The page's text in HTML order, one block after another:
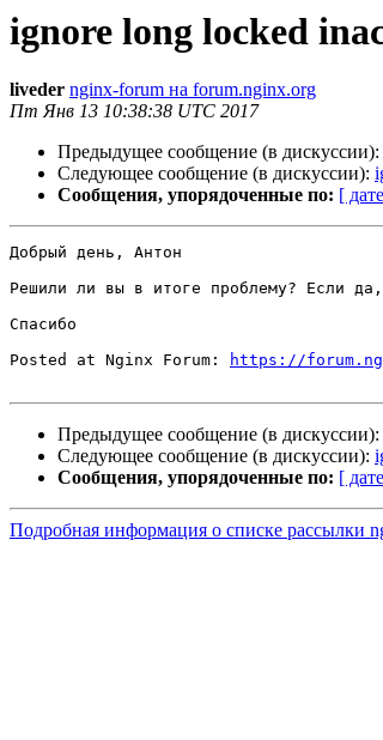
ignore long locked
liveder nginx-forum на forum.nginx.org
Пт Янв 13 10:38:38 UTC 2017
Предыдущее сообщение (в дискуссии):
Следующее сообщение (в дискуссии):
Сообщения, упорядоченные по: [
Добрый день, Антон
Решили ли вы в итоге проблему? Если
Спасибо
Posted at Nginx Forum:
https://
Предыдущее сообщение (в дискуссии):
Следующее сообщение (в дискуссии):
Сообщения, упорядоченные по: [
Подробная информация о списке рассылки